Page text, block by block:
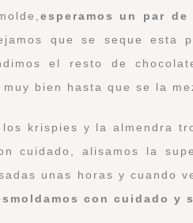
esperamos un par
que se seque esta
el resto de
muy bien hasta que se la
los krispies y laalmendra
cuidado, alisamos la
unas horas y cuando
con cuidado y